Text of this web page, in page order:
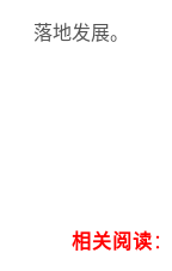
落地发展。
相关阅读 ：